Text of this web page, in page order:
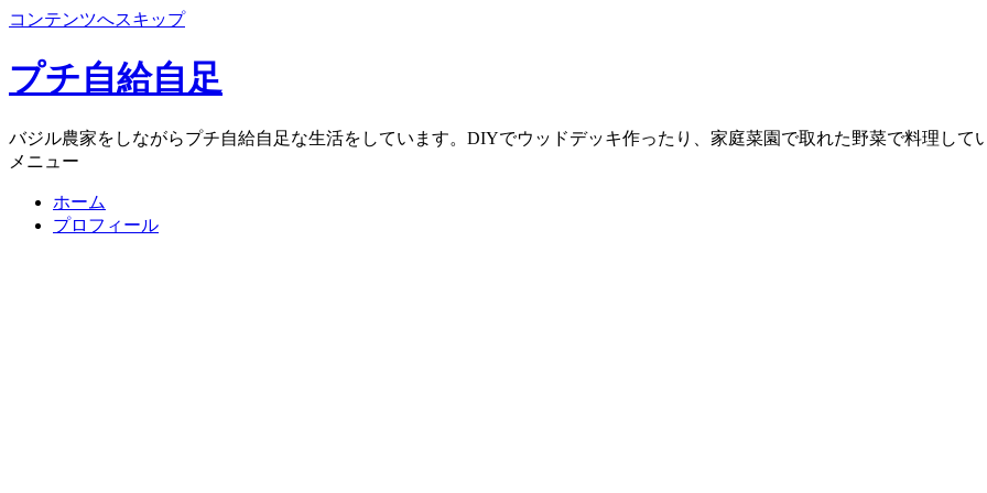
コンテンツへスキップ
プチ自給自足
バジル農家をしながらプチ自給自足な生活をしています。DIYでウッドデッキ作ったり、家庭菜園で取れた野菜で料理して
メニュー
ホーム
プロフィール